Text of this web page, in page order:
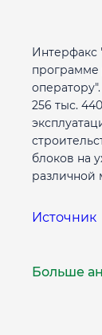
Интерфакс
программе
256 тыс.
блоков на
различной
Источник
Больше